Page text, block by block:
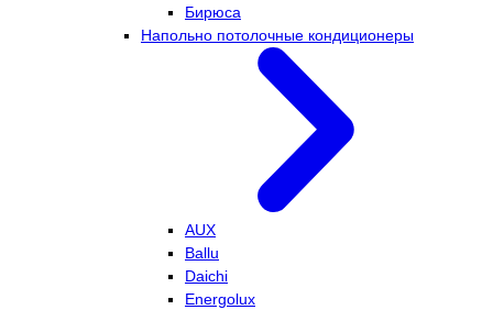
Бирюса
Напольно потолочные кондиционеры
AUX
Ballu
Daichi
Energolux